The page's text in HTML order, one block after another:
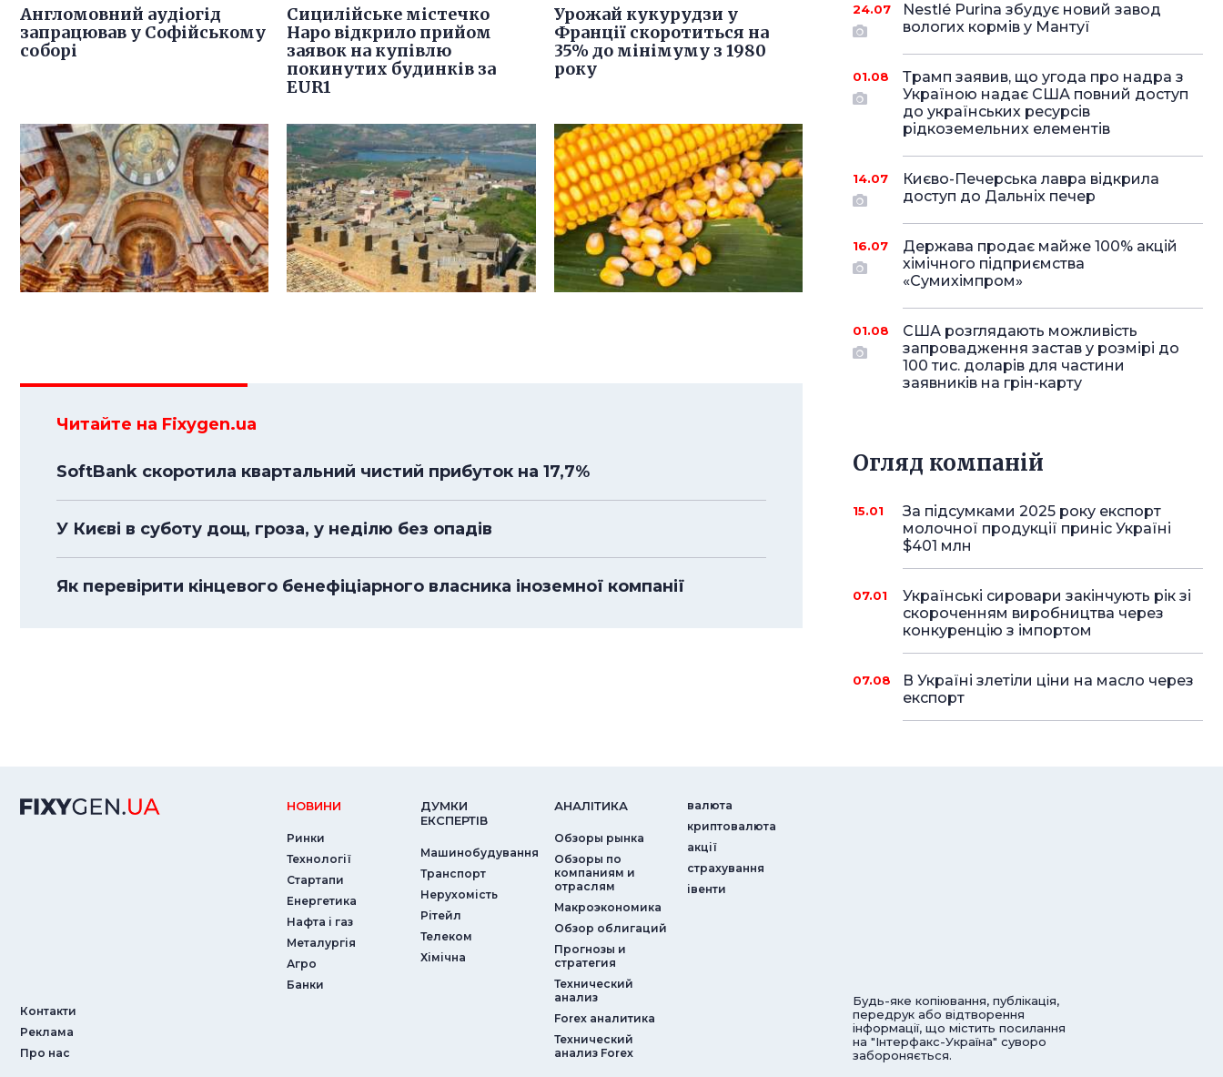
Англомовний аудіогід
запрацював у Софійському
соборі
Сицилійське містечко
Наро відкрило прийом
заявок на купівлю
покинутих будинків за
EUR1
Урожай кукурудзи у
Франції скоротиться на
35% до мінімуму з 1980
року
Читайте на Fixygen.ua
SoftBank скоротила квартальний чистий прибуток на 17,7%
У Києві в суботу дощ, гроза, у неділю без опадів
Як перевірити кінцевого бенефіціарного власника іноземної компанії
24.07
Nestlé Purina збудує новий завод
вологих кормів у Мантуї
01.08
Трамп заявив, що угода про надра з
Україною надає США повний доступ
до українських ресурсів
рідкоземельних елементів
14.07
Києво-Печерська лавра відкрила
доступ до Дальніх печер
16.07
Держава продає майже 100% акцій
хімічного підприємства
«Сумихімпром»
01.08
США розглядають можливість
запровадження застав у розмірі до
100 тис. доларів для частини
заявників на грін-карту
Огляд компаній
15.01
За підсумками 2025 року експорт
молочної продукції приніс Україні
$401 млн
07.01
Українські сировари закінчують рік зі
скороченням виробництва через
конкуренцію з імпортом
07.08
В Україні злетіли ціни на масло через
експорт
Контакти
Реклама
Про нас
НОВИНИ
Ринки
Технології
Стартапи
Енергетика
Нафта і газ
Металургія
Агро
Банки
ДУМКИ
ЕКСПЕРТIВ
Машинобудування
Транспорт
Нерухомість
Рітейл
Телеком
Хімічна
АНАЛIТИКА
Обзоры рынка
Обзоры по
компаниям и
отраслям
Макроэкономика
Обзор облигаций
Прогнозы и
стратегия
Технический
анализ
Forex аналитика
Технический
анализ Forex
валюта
криптовалюта
акції
страхування
iвенти
Будь-яке копіювання, публікація,
передрук або відтворення
інформації, що містить посилання
на "Інтерфакс-Україна" суворо
забороняється.